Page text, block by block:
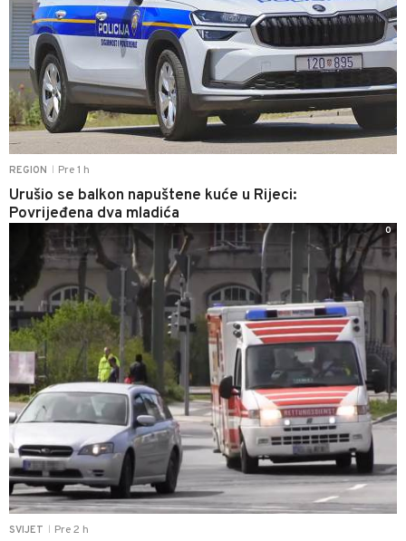
REGION Pre 1 h
Urušio se balkon napuštene kuće u Rijeci:
Povrijeđena dva mladića
SVIJET Pre 2 h
0